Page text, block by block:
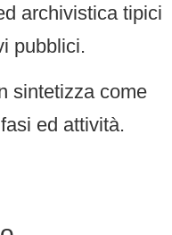
archivistica tipici
pubblici.
sintetizza come
ed attività.